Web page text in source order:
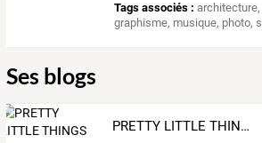
Tags associés : architecture
graphisme, musique, photo,
Ses blogs
PRETTY LITTLE THINGS